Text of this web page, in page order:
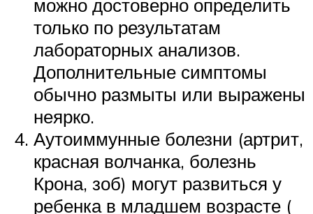
можно достоверно определить
только по результатам
лабораторных анализов.
Дополнительные симптомы
обычно размыты или выражены
неярко.
Аутоиммунные болезни (артрит,
красная волчанка, болезнь
Крона, зоб) могут развиться у
ребенка в младшем возрасте (